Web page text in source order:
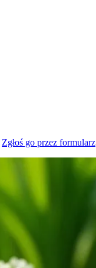
Zgłoś go przez formularz